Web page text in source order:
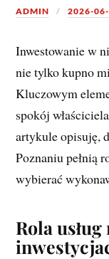
ADMIN 2026-
Inwestowanie w
nie tylko kupno
Kluczowym
spokój
artykule opisuję,
Poznaniu pełnią
wybierać
Rola